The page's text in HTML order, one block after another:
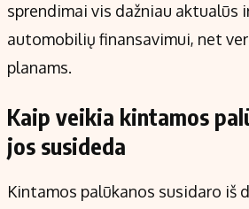
sprendimai vis dažniau aktualūs
automobilių finansavimui, net
planams.
Kaip veikia kintamos
jos susideda
Kintamos palūkanos susidaro iš